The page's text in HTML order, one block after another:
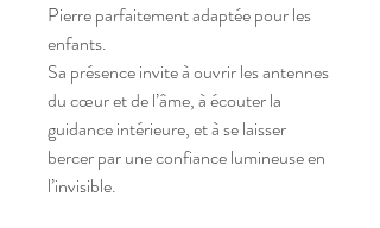
Pierre parfaitement adaptée pour les
enfants.
Sa présence invite à ouvrir les antennes
du cœur et de l’âme, à écouter la
guidance intérieure, et à se laisser
bercer par une confiance lumineuse en
l’invisible.